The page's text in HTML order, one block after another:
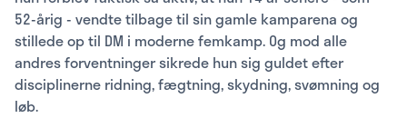
52-årig - vendte tilbage til sin gamle kamparena og
stillede op til DM i moderne femkamp. Og mod alle
andres forventninger sikrede hun sig guldet efter
disciplinerne ridning, fægtning, skydning, svømning og
løb.